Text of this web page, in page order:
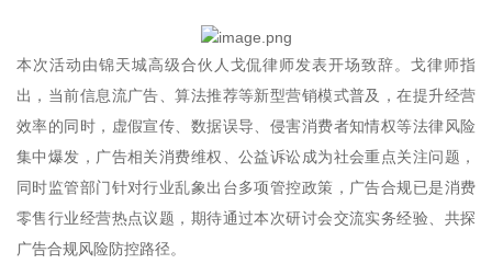
本次活动由锦天城高级合伙人戈侃律师发表开场致辞。戈律师指
出，当前信息流广告、算法推荐等新型营销模式普及，在提升经营
效率的同时，虚假宣传、数据误导、侵害消费者知情权等法律风险
集中爆发，广告相关消费维权、公益诉讼成为社会重点关注问题，
同时监管部门针对行业乱象出台多项管控政策，广告合规已是消费
零售行业经营热点议题，期待通过本次研讨会交流实务经验、共探
广告合规风险防控路径。